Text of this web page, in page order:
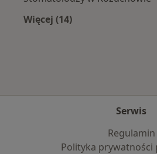
Więcej (14)
Serwis
Regulamin
Polityka prywatności